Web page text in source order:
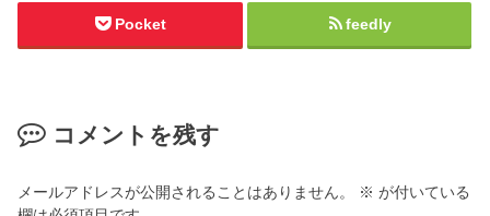
Pocket feedly
コメントを残す
メールアドレスが公開されることはありません。 ※ が付いている